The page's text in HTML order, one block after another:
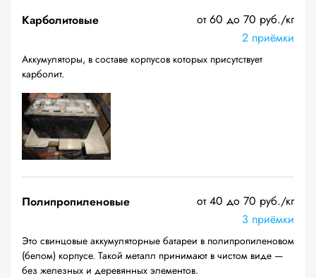
Карболитовые
от 60 до 70 руб./кг
2 приёмки
Аккумуляторы, в составе корпусов которых присутствует
карболит.
Полипропиленовые
от 40 до 70 руб./кг
3 приёмки
Это свинцовые аккумуляторные батареи в полипропиленовом
(белом) корпусе. Такой металл принимают в чистом виде —
без железных и деревянных элементов.